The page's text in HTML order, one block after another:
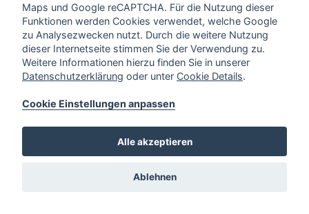
Maps und Google reCAPTCHA. Für die Nutzung dieser
Funktionen werden Cookies verwendet, welche Google
zu Analysezwecken nutzt. Durch die weitere Nutzung
dieser Internetseite stimmen Sie der Verwendung zu.
Weitere Informationen hierzu finden Sie in unserer
Datenschutzerklärung oder unter Cookie Details.
Cookie Einstellungen anpassen
Alle akzeptieren
Ablehnen